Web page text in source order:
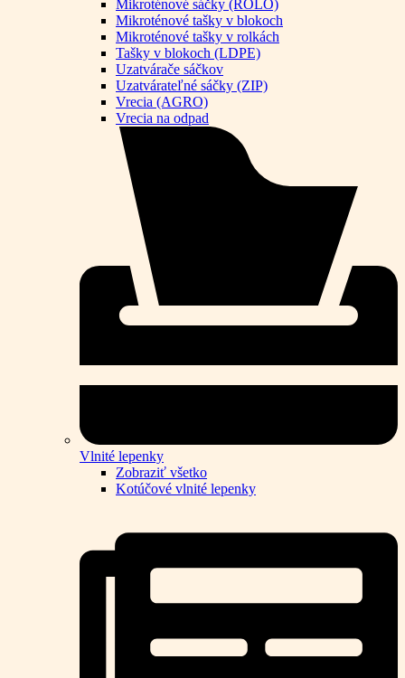
Mikroténové sáčky (ROLO)
Mikroténové tašky v blokoch
Mikroténové tašky v rolkách
Tašky v blokoch (LDPE)
Uzatvárače sáčkov
Uzatvárateľné sáčky (ZIP)
Vrecia (AGRO)
Vrecia na odpad
Vlnité lepenky
Zobraziť všetko
Kotúčové vlnité lepenky